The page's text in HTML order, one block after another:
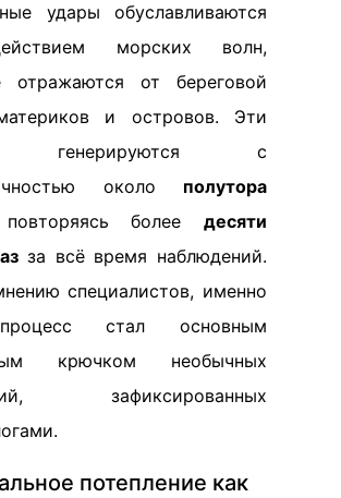
удары обуславливаются
морских волн,
отражаются от береговой
и островов. Эти
генерируются с
около полутора
более десяти
за всё время наблюдений.
специалистов, именно
стал основным
крючком необычных
зафиксированных
потепление как